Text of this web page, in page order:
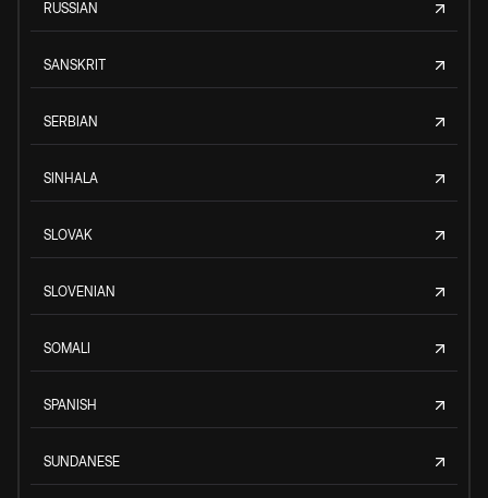
RUSSIAN
SANSKRIT
SERBIAN
SINHALA
SLOVAK
SLOVENIAN
SOMALI
SPANISH
SUNDANESE